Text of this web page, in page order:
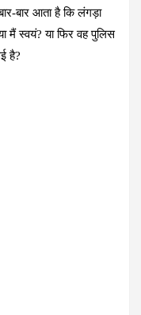
बार आता है कि लंगड़ा
मैं स्वयं? या फिर वह पुलिस
है?